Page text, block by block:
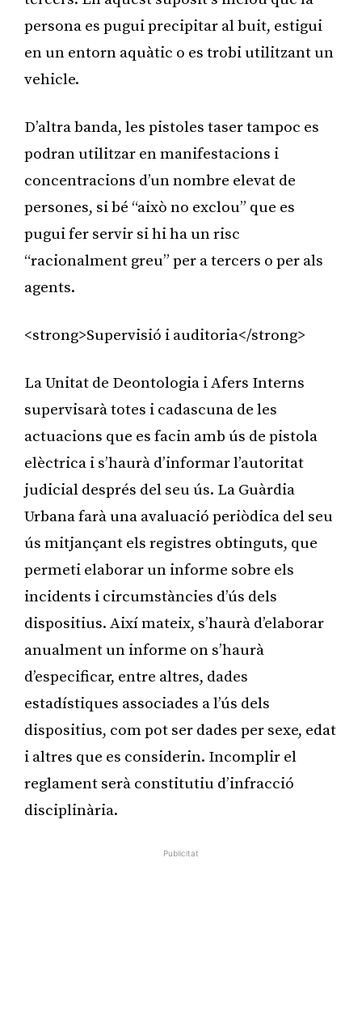
persona es pugui precipitar al buit, estigui
en un entorn aquàtic o es trobi utilitzant un
vehicle.
D’altra banda, les pistoles taser tampoc es
podran utilitzar en manifestacions i
concentracions d’un nombre elevat de
persones, si bé “això no exclou” que es
pugui fer servir si hi ha un risc
“racionalment greu” per a tercers o per als
agents.
<strong>Supervisió i auditoria</strong>
La Unitat de Deontologia i Afers Interns
supervisarà totes i cadascuna de les
actuacions que es facin amb ús de pistola
elèctrica i s’haurà d’informar l’autoritat
judicial després del seu ús. La Guàrdia
Urbana farà una avaluació periòdica del seu
ús mitjançant els registres obtinguts, que
permeti elaborar un informe sobre els
incidents i circumstàncies d’ús dels
dispositius. Així mateix, s’haurà d’elaborar
anualment un informe on s’haurà
d’especificar, entre altres, dades
estadístiques associades a l’ús dels
dispositius, com pot ser dades per sexe, edat
i altres que es considerin. Incomplir el
reglament serà constitutiu d’infracció
disciplinària.
Publicitat